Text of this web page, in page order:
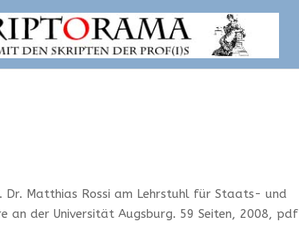
Dr. Matthias Rossi am Lehrstuhl für Staats- und
an der Universität Augsburg. 59 Seiten, 2008, pdf